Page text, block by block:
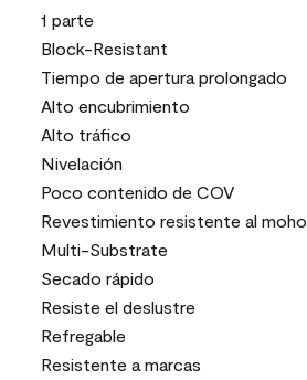
1 parte
Block-Resistant
Tiempo de apertura prolongado
Alto encubrimiento
Alto tráfico
Nivelación
Poco contenido de COV
Revestimiento resistente al moho
Multi-Substrate
Secado rápido
Resiste el deslustre
Refregable
Resistente a marcas